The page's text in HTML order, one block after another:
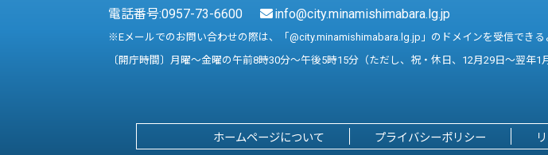
電話番号:0957-73-6600 info@city.minamishimabara.lg.jp
※Eメールでのお問い合わせの際は、「@city.minamishimabara.lg.jp」のドメインを受信できる
〔開庁時間〕月曜～金曜の午前8時30分～午後5時15分（ただし、祝・休日、12月29日～翌年1
ホームページについて プライバシーポリシー